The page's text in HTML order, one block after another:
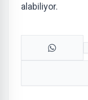
alabiliyor.